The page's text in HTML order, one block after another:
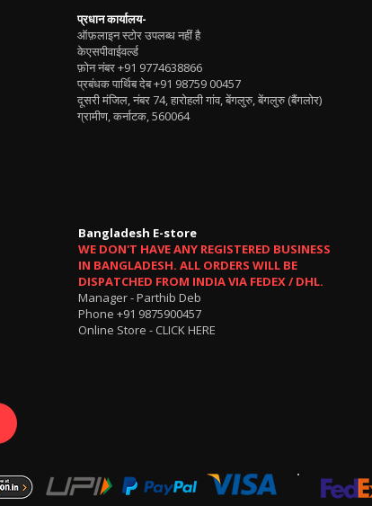
प्रधान कार्यालय-
ऑफ़लाइन स्टोर उपलब्ध नहीं है
केएसपीवाईवर्ल्ड
फ़ोन नंबर+91 9774638866
प्रबंधक पार्थिब देब+91 98759 00457
दूसरी मंजिल, नंबर 74, हारोहली गांव, बेंगलुरु, बेंगलुरु (बैंगलोर)
ग्रामीण, कर्नाटक, 560064
Bangladesh E-store
WE DON'T HAVE ANY REGISTERED BUSINESS
IN BANGLADESH. ALL ORDERS WILL BE
DISPATCHED FROM INDIA VIA FEDEX / DHL.
Manager - Parthib Deb
Phone +91 9875900457
Online Store - CLICK HERE